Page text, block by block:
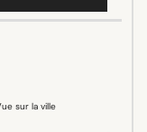
sur la ville